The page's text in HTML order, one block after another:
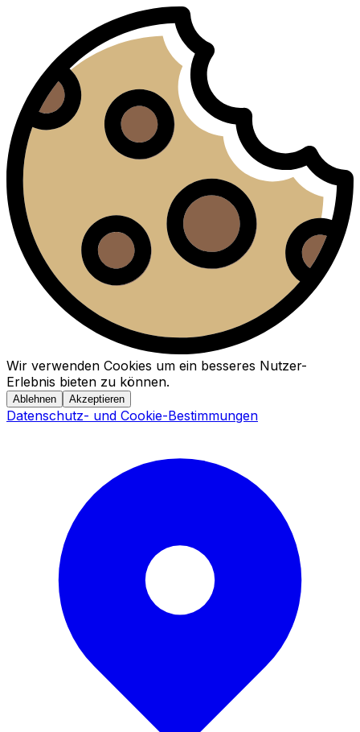
Wir verwenden Cookies um ein besseres Nutzer-
Erlebnis bieten zu können.
Ablehnen Akzeptieren
Datenschutz- und Cookie-Bestimmungen